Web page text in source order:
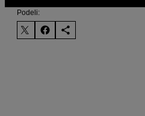
Podeli: